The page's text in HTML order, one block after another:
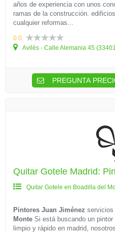
años de experiencia con unos
ramas de la construcción.
cualquier reformas...
0.0
Avilés - Calle Alemania 45
PREGUNTA
Quitar Gotele Madrid:
Quitar Gotele en Boadilla del
Pintores Juan Jiménez servicios
Monte Si está buscando un
limpio y rápido en madrid,